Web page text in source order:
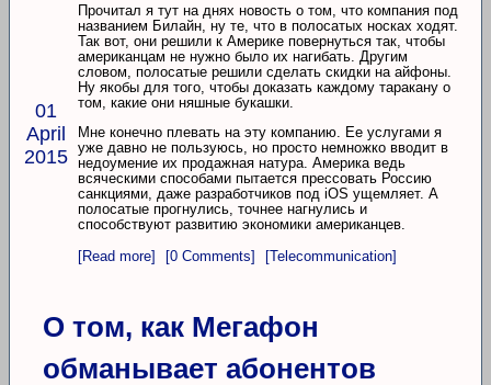
01
April
2015
Прочитал я тут на днях новость о том, что компания под
названием Билайн, ну те, что в полосатых носках ходят.
Так вот, они решили к Америке повернуться так, чтобы
американцам не нужно было их нагибать. Другим
словом, полосатые решили сделать скидки на айфоны.
Ну якобы для того, чтобы доказать каждому таракану о
том, какие они няшные букашки.
Мне конечно плевать на эту компанию. Ее услугами я
уже давно не пользуюсь, но просто немножко вводит в
недоумение их продажная натура. Америка ведь
всяческими способами пытается прессовать Россию
санкциями, даже разработчиков под iOS ущемляет. А
полосатые прогнулись, точнее нагнулись и
способствуют развитию экономики американцев.
[Read more]
[0 Comments] [Telecommunication]
О том, как Мегафон
обманывает абонентов